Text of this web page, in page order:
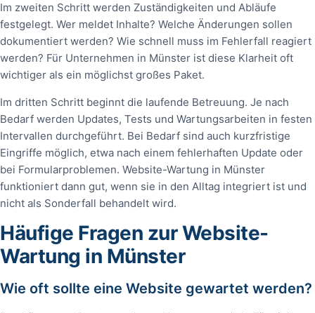
Im zweiten Schritt werden Zuständigkeiten und Abläufe
festgelegt. Wer meldet Inhalte? Welche Änderungen sollen
dokumentiert werden? Wie schnell muss im Fehlerfall reagiert
werden? Für Unternehmen in Münster ist diese Klarheit oft
wichtiger als ein möglichst großes Paket.
Im dritten Schritt beginnt die laufende Betreuung. Je nach
Bedarf werden Updates, Tests und Wartungsarbeiten in festen
Intervallen durchgeführt. Bei Bedarf sind auch kurzfristige
Eingriffe möglich, etwa nach einem fehlerhaften Update oder
bei Formularproblemen. Website-Wartung in Münster
funktioniert dann gut, wenn sie in den Alltag integriert ist und
nicht als Sonderfall behandelt wird.
Häufige Fragen zur Website-
Wartung in Münster
Wie oft sollte eine Website gewartet werden?